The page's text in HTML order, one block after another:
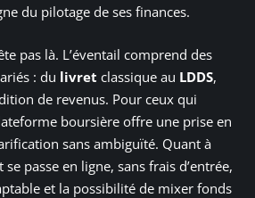
du pilotage de ses finances.
pas là. L’éventail comprend des
: du livret classique au LDDS,
de revenus. Pour ceux qui
boursière offre une prise en
sans ambiguïté. Quant à
se passe en ligne, sans frais d’entrée,
et la possibilité de mixer fonds